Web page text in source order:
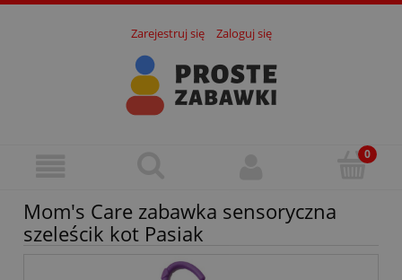
Zarejestruj się Zaloguj się
Mom's Care zabawka sensoryczna
szeleścik kot Pasiak